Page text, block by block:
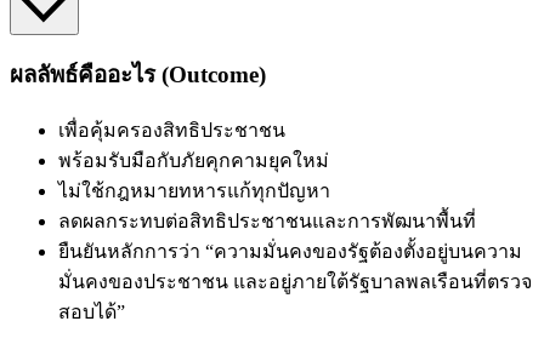
ผลลัพธ์คืออะไร (Outcome)
เพื่อคุ้มครองสิทธิประชาชน
พร้อมรับมือกับภัยคุกคามยุคใหม่
ไม่ใช้กฎหมายทหารแก้ทุกปัญหา
ลดผลกระทบต่อสิทธิประชาชนและการพัฒนาพื้นที่
ยืนยันหลักการว่า “ความมั่นคงของรัฐต้องตั้งอยู่บนความ
มั่นคงของประชาชน และอยู่ภายใต้รัฐบาลพลเรือนที่ตรวจ
สอบได้”